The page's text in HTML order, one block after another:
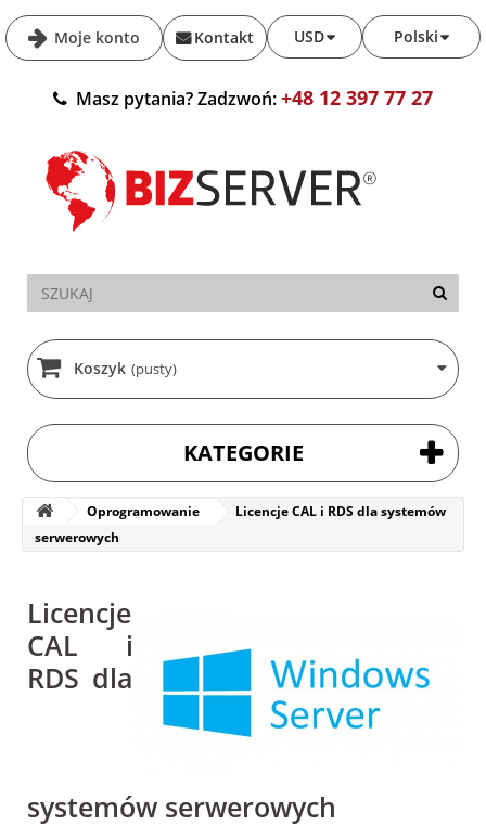
Moje konto Polski
USD
Kontakt
Masz pytania? Zadzwoń:+48 12 397 77 27
Koszyk (pusty)
KATEGORIE
Oprogramowanie
Licencje CAL i RDS dla systemów
serwerowych
Licencje
CAL i
RDS dla
systemów serwerowych